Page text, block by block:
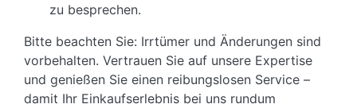
zu besprechen.
Bitte beachten Sie: Irrtümer und Änderungen sind
vorbehalten. Vertrauen Sie auf unsere Expertise
und genießen Sie einen reibungslosen Service –
damit Ihr Einkaufserlebnis bei uns rundum